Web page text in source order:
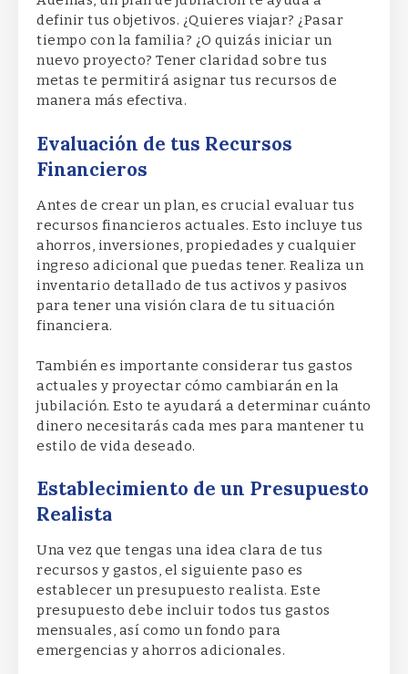
definir tus objetivos. ¿Quieres viajar? ¿Pasar
tiempo con la familia? ¿O quizás iniciar un
nuevo proyecto? Tener claridad sobre tus
metas te permitirá asignar tus recursos de
manera más efectiva.
Evaluación de tus Recursos
Financieros
Antes de crear un plan, es crucial evaluar tus
recursos financieros actuales. Esto incluye tus
ahorros, inversiones, propiedades y cualquier
ingreso adicional que puedas tener. Realiza un
inventario detallado de tus activos y pasivos
para tener una visión clara de tu situación
financiera.
También es importante considerar tus gastos
actuales y proyectar cómo cambiarán en la
jubilación. Esto te ayudará a determinar cuánto
dinero necesitarás cada mes para mantener tu
estilo de vida deseado.
Establecimiento de un Presupuesto
Realista
Una vez que tengas una idea clara de tus
recursos y gastos, el siguiente paso es
establecer un presupuesto realista. Este
presupuesto debe incluir todos tus gastos
mensuales, así como un fondo para
emergencias y ahorros adicionales.